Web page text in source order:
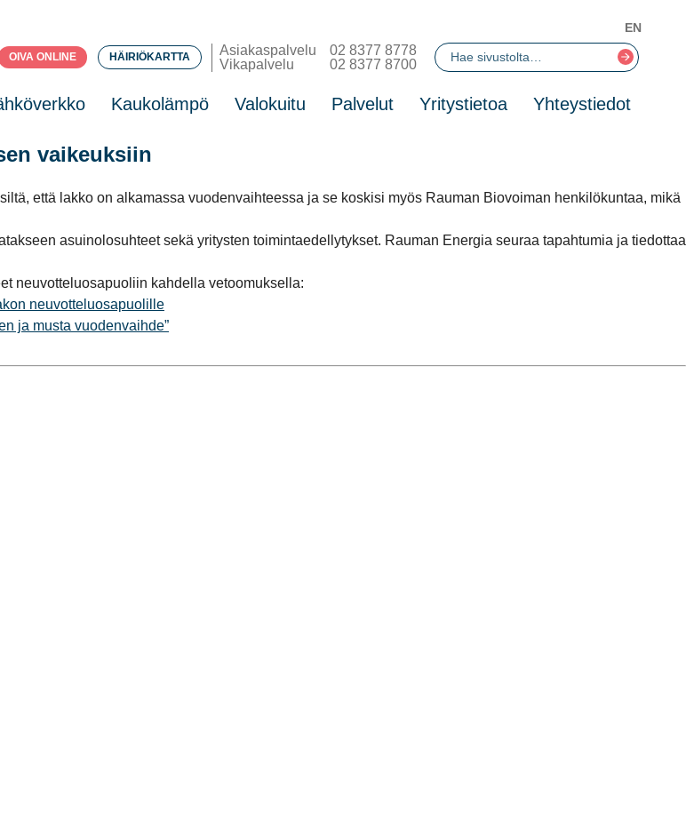
OIVA ONLINE HÄIRIÖKARTTA Asiakaspalvelu
02 8377 8778
Vikapalvelu
02 8377 8700
Kaukolämpö Valokuitu Palvelut Yritystietoa Yhteystiedot
EN
vaikeuksiin
että lakko on alkamassa vuodenvaihteessa ja se koskisi myös Rauman Biovoiman henkilökuntaa, mikä
asuinolosuhteet sekä yritysten toimintaedellytykset. Rauman Energia seuraa tapahtumia ja tiedottaa
neuvotteluosapuoliin kahdella vetoomuksella:
neuvotteluosapuolille
ja musta vuodenvaihde”